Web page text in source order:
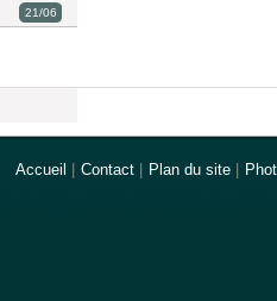
21/06
Accueil | Contact | Plan du site |